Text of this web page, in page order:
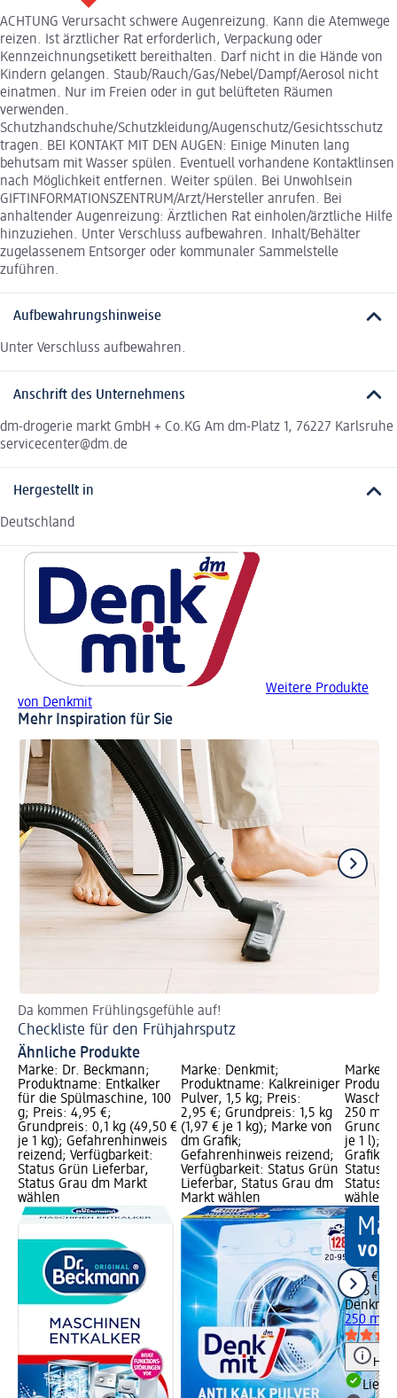
ACHTUNG Verursacht schwere Augenreizung. Kann die Atemwege
reizen. Ist ärztlicher Rat erforderlich, Verpackung oder
Kennzeichnungsetikett bereithalten. Darf nicht in die Hände von
Kindern gelangen. Staub/Rauch/Gas/Nebel/Dampf/Aerosol nicht
einatmen. Nur im Freien oder in gut belüfteten Räumen
verwenden.
Schutzhandschuhe/Schutzkleidung/Augenschutz/Gesichtsschutz
tragen. BEI KONTAKT MIT DEN AUGEN: Einige Minuten lang
behutsam mit Wasser spülen. Eventuell vorhandene Kontaktlinsen
nach Möglichkeit entfernen. Weiter spülen. Bei Unwohlsein
GIFTINFORMATIONSZENTRUM/Arzt/Hersteller anrufen. Bei
anhaltender Augenreizung: Ärztlichen Rat einholen/ärztliche Hilfe
hinzuziehen. Unter Verschluss aufbewahren. Inhalt/Behälter
zugelassenem Entsorger oder kommunaler Sammelstelle
zuführen.
Aufbewahrungshinweise
Unter Verschluss aufbewahren.
Anschrift des Unternehmens
dm-drogerie markt GmbH + Co.KG Am dm-Platz 1, 76227 Karlsruhe
servicecenter@dm.de
Hergestellt in
Deutschland
Weitere Produkte
von Denkmit
Mehr Inspiration für Sie
Da kommen Frühlingsgefühle auf!
Checkliste für den Frühjahrsputz
Ähnliche Produkte
Marke: Dr. Beckmann;
Produktname: Entkalker
für die Spülmaschine, 100
g; Preis: 4,95 €;
Grundpreis: 0,1 kg (49,50 €
je 1 kg); Gefahrenhinweis
reizend; Verfügbarkeit:
Status Grün Lieferbar,
Status Grau dm Markt
wählen
Marke: Denkmit;
Produktname: Kalkreiniger
Pulver, 1,5 kg; Preis:
2,95 €; Grundpreis: 1,5 kg
(1,97 € je 1 kg); Marke von
dm Grafik;
Gefahrenhinweis reizend;
Verfügbarkeit: Status Grün
Lieferbar, Status Grau dm
Markt wählen
Marke:
250 ml;
je 1 l);
Grafik;
Status
Status
wählen
1,95 €
0,25 l
Denkmit
250 ml